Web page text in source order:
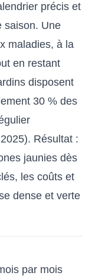
précis et
saison. Une
maladies, à la
en restant
disposent
30 % des
Résultat :
jaunies dès
les coûts et
dense et verte
par mois